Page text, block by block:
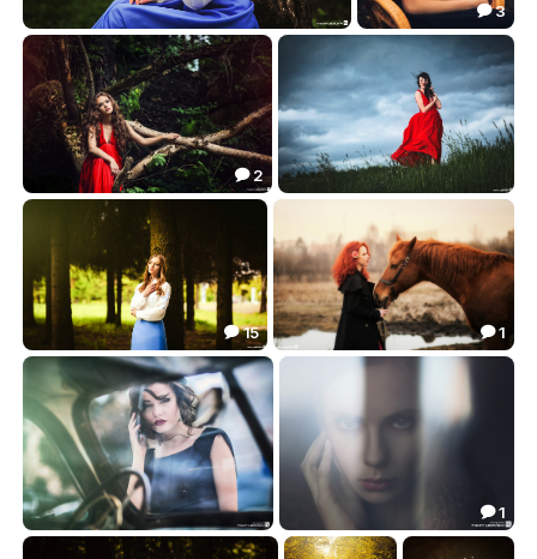
***
6.58
***
19.97
 3
***
 2
***
***
4.92
 15
***
 1
*** ***
 1